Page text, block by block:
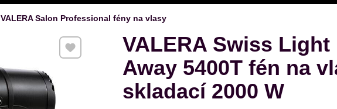
VALERA Salon Professional fény na vlasy
VALERA Swiss Light
Away 5400T fén na
skladací 2000 W
Pridať k Obľúbeným